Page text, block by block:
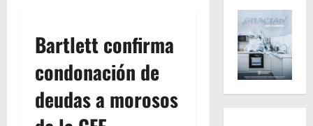
Bartlett confirma
condonación de
deudas a morosos